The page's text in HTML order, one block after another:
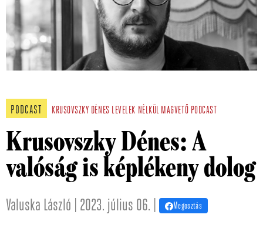
PODCAST KRUSOVSZKY DÉNES LEVELEK NÉLKÜL MAGVETŐ PODCAST
Krusovszky Dénes: A
valóság is képlékeny dolog
Valuska László | 2023. július 06. | Megosztás